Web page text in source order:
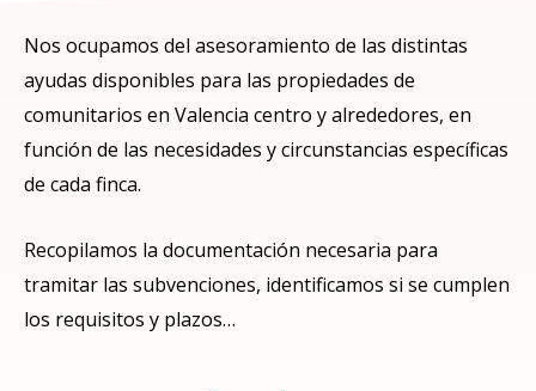
Nos ocupamos del asesoramiento de las distintas
ayudas disponibles para las propiedades de
comunitarios en Valencia centro y alrededores, en
función de las necesidades y circunstancias específicas
de cada finca.
Recopilamos la documentación necesaria para
tramitar las subvenciones, identificamos si se cumplen
los requisitos y plazos…